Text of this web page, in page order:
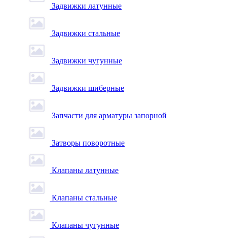
Задвижки латунные
Задвижки стальные
Задвижки чугунные
Задвижки шиберные
Запчасти для арматуры запорной
Затворы поворотные
Клапаны латунные
Клапаны стальные
Клапаны чугунные